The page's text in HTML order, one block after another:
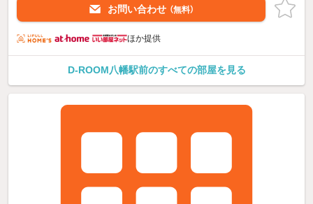
お問い合わせ （無料）
ほか提供
D-ROOM八幡駅前のすべての部屋を見る